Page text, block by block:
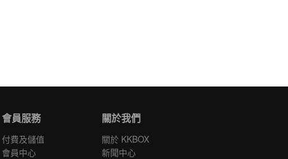
會員服務
付費及儲值
會員中心
關於我們
關於 KKBOX
新聞中心